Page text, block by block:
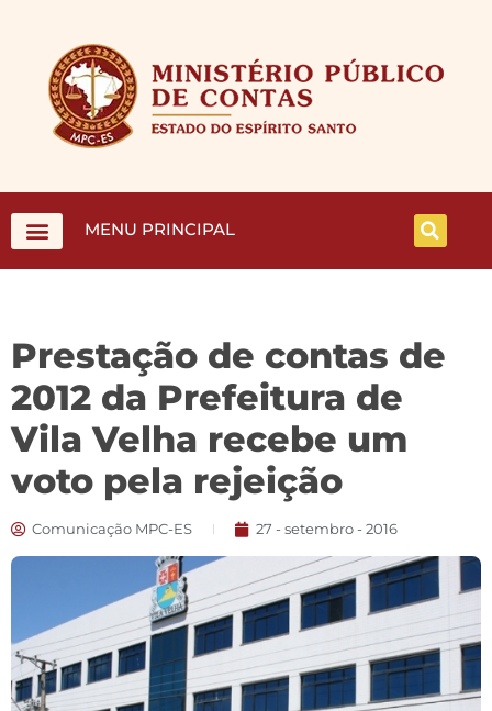
MENU PRINCIPAL
Prestação de contas de
2012 da Prefeitura de
Vila Velha recebe um
voto pela rejeição
Comunicação MPC-ES 27 - setembro - 2016